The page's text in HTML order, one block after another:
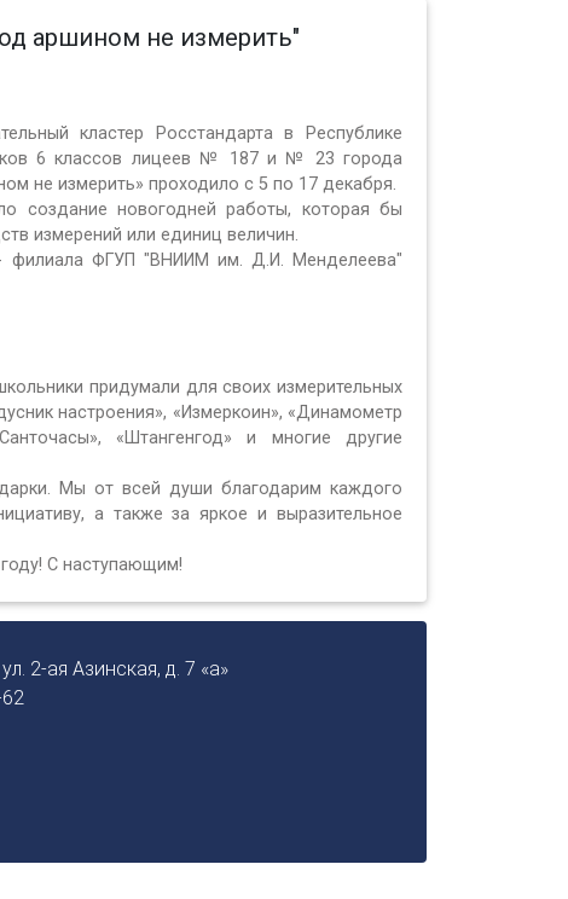
аршином не измерить"
кластер Росстандарта в Республике
6 классов лицеев № 187 и № 23 города
не измерить» проходило с 5 по 17 декабря.
создание новогодней работы, которая бы
измерений или единиц величин.
- филиала ФГУП "ВНИИМ им. Д.И. Менделеева"
придумали для своих измерительных
настроения», «Измеркоин», «Динамометр
«Штангенгод» и многие другие
Мы от всей души благодарим каждого
а также за яркое и выразительное
С наступающим!
2-ая Азинская, д. 7 «а»